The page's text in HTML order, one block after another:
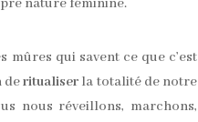
nature féminine.
mûres qui savent ce que c’est
deritualiser la totalité de notre
nous réveillons, marchons,